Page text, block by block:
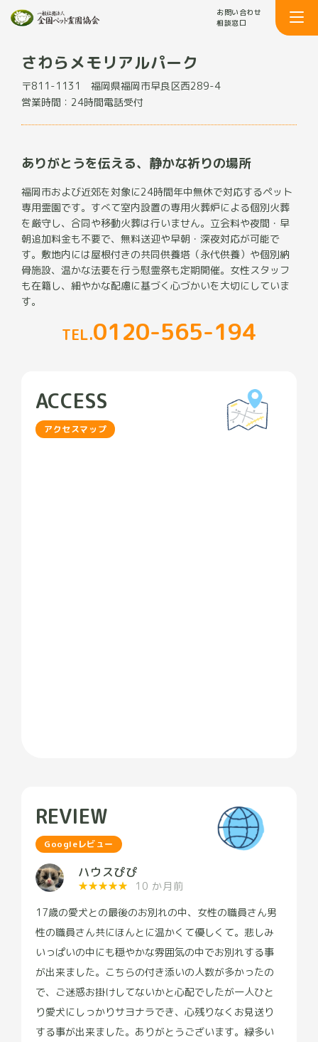
お問い合わせ
相談窓口
さわらメモリアルパーク
〒811-1131
福岡県福岡市早良区西289-4
営業時間：24時間電話受付
ありがとうを伝える、静かな祈りの場所
福岡市および近郊を対象に24時間年中無休で対応するペット
専用霊園です。すべて室内設置の専用火葬炉による個別火葬
を厳守し、合同や移動火葬は行いません。立会料や夜間・早
朝追加料金も不要で、無料送迎や早朝・深夜対応が可能で
す。敷地内には屋根付きの共同供養塔（永代供養）や個別納
骨施設、温かな法要を行う慰霊祭も定期開催。女性スタッフ
も在籍し、細やかな配慮に基づく心づかいを大切にしていま
す。
TEL.0120-565-194
ACCESS
アクセスマップ
REVIEW
Googleレビュー
ハウスぴぴ
★★★★★
10 か月前
17歳の愛犬との最後のお別れの中、女性の職員さん男
性の職員さん共にほんとに温かくて優しくて。悲しみ
いっぱいの中にも穏やかな雰囲気の中でお別れする事
が出来ました。こちらの付き添いの人数が多かったの
で、ご迷惑お掛けしてないかと心配でしたが一人ひと
り愛犬にしっかりサヨナラでき、心残りなくお見送り
する事が出来ました。ありがとうございます。緑多い